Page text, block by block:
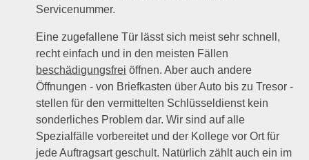
Servicenummer.
Eine zugefallene Tür lässt sich meist sehr schnell,
recht einfach und in den meisten Fällen
beschädigungsfrei öffnen. Aber auch andere
Öffnungen - von Briefkasten über Auto bis zu Tresor -
stellen für den vermittelten Schlüsseldienst kein
sonderliches Problem dar. Wir sind auf alle
Spezialfälle vorbereitet und der Kollege vor Ort für
jede Auftragsart geschult. Natürlich zählt auch ein im